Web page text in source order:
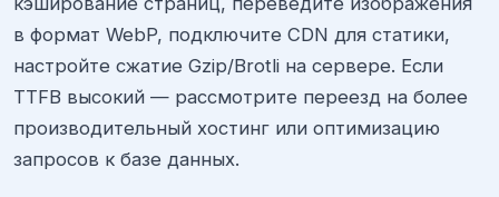
в формат WebP, подключите CDN для статики,
настройте сжатие Gzip/Brotli на сервере. Если
TTFB высокий — рассмотрите переезд на более
производительный хостинг или оптимизацию
запросов к базе данных.